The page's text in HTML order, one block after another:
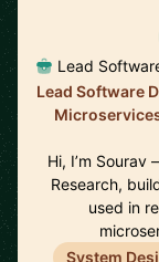
Lead
Lead Software
Hi, I’m
Research,
used in
System